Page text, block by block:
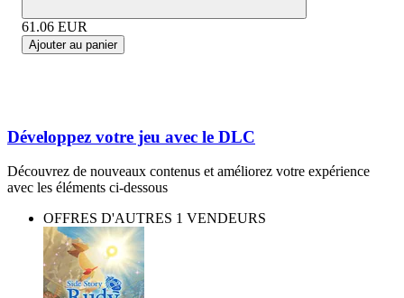
61.06 EUR
Ajouter au panier
Développez votre jeu avec le DLC
Découvrez de nouveaux contenus et améliorez votre expérience
avec les éléments ci-dessous
OFFRES D'AUTRES 1 VENDEURS